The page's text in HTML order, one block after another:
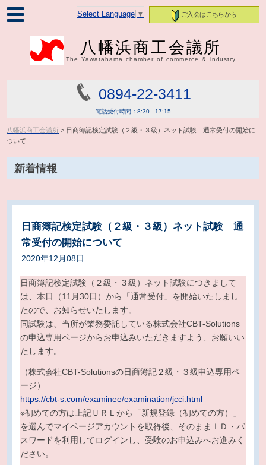
ご入会はこちらから
Select Language ▼
八幡浜商工会議所
The Yawatahama chamber of commerce & industry
0894-22-3411
電話受付時間：8:30 - 17:15
八幡浜商工会議所 > 日商簿記検定試験（２級・３級）ネット試験 通常受付の開始に
ついて
新着情報
日商簿記検定試験（２級・３級）ネット試験 通
常受付の開始について
2020年12月08日
日商簿記検定試験（２級・３級）ネット試験につきまして
は、本日（11月30日）から「通常受付」を開始いたしまし
たので、お知らせいたします。
同試験は、当所が業務委託している株式会社CBT-Solutions
の申込専用ページからお申込みいただきますよう、お願いい
たします。
（株式会社CBT-Solutionsの日商簿記２級・３級申込専用ペ
ージ）
https://cbt-s.com/examinee/examination/jcci.html
※初めての方は上記ＵＲＬから「新規登録（初めての方）」
を選んでマイページアカウントを取得後、そのままＩＤ・パ
スワードを利用してログインし、受験のお申込みへお進みく
ださい。